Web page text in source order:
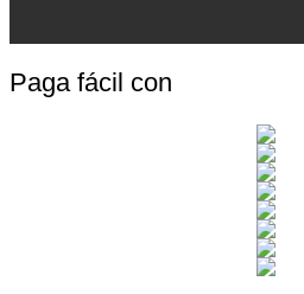
Paga fácil con